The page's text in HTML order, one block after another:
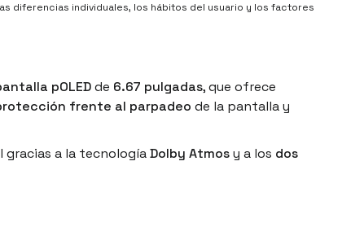
diferencias individuales, los hábitos del usuario y los factores
pOLEDde 6.67 pulgadas, que ofrece
frente al parpadeo de la pantalla y
gracias a la tecnologíaDolby Atmosy a los dos